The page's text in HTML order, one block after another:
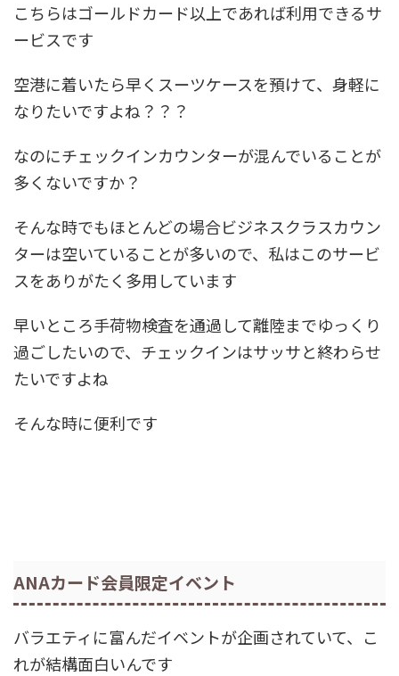
こちらはゴールドカード以上であれば利用できるサ
ービスです
空港に着いたら早くスーツケースを預けて、身軽に
なりたいですよね？？？
なのにチェックインカウンターが混んでいることが
多くないですか？
そんな時でもほとんどの場合ビジネスクラスカウン
ターは空いていることが多いので、私はこのサービ
スをありがたく多用しています
早いところ手荷物検査を通過して離陸までゆっくり
過ごしたいので、チェックインはサッサと終わらせ
たいですよね
そんな時に便利です
ANAカード会員限定イベント
バラエティに富んだイベントが企画されていて、こ
れが結構面白いんです